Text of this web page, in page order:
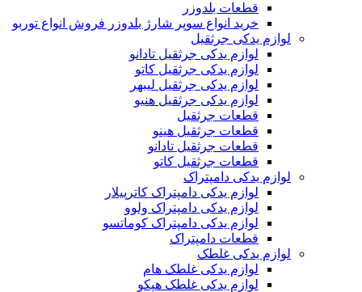
قطعات بلدوزر
خرید انواع سوپر شارژ بلدوزر فروش انواع توربو
لوازم یدکی جرثقیل
لوازم یدکی جرثقیل تادانو
لوازم یدکی جرثقیل کاتو
لوازم یدکی جرثقیل لیبهر
لوازم یدکی جرثقیل هنیو
قطعات جرثقیل
قطعات جرثقیل هینو
قطعات جرثقیل تادانو
قطعات جرثقیل کاتو
لوازم یدکی دامپتراک
لوازم یدکی دامپتراک کاترپیلار
لوازم یدکی دامپتراک ولوو
لوازم یدکی دامپتراک کوماتسو
قطعات دامپتراک
لوازم یدکی غلطک
لوازم یدکی غلطک هام
لوازم یدکی غلطک هپکو